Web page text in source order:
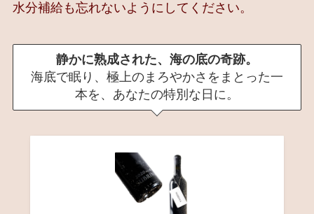
水分補給も忘れないようにしてください。
静かに熟成された、海の底の奇跡。
海底で眠り、極上のまろやかさをまとった一
本を、あなたの特別な日に。